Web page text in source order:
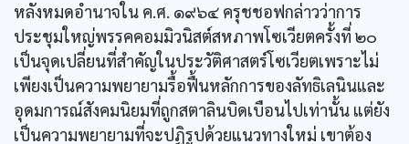
หลังหมดอำนาจใน ค.ศ. ๑๙๖๔ ครุชชอฟกล่าวว่าการ
ประชุมใหญ่พรรคคอมมิวนิสต์สหภาพโซเวียตครั้งที่ ๒๐
เป็นจุดเปลี่ยนที่สำคัญในประวัติศาสตร์โซเวียตเพราะไม่
เพียงเป็นความพยายามรื้อฟื้นหลักการของลัทธิเลนินและ
อุดมการณ์สังคมนิยมที่ถูกสตาลินบิดเบือนไปเท่านั้น แต่ยัง
เป็นความพยายามที่จะปฏิรูปด้วยแนวทางใหม่ เขาต้อง